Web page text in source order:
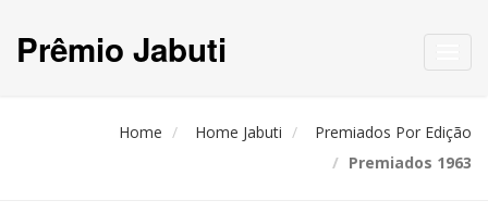
Prêmio Jabuti
Home Home Jabuti
Premiados Por Edição
Premiados 1963